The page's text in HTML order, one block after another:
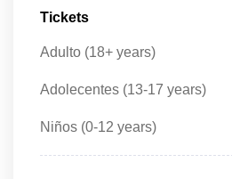
Tickets
Adulto (18+ years)
Adolecentes (13-17 years)
Niños (0-12 years)